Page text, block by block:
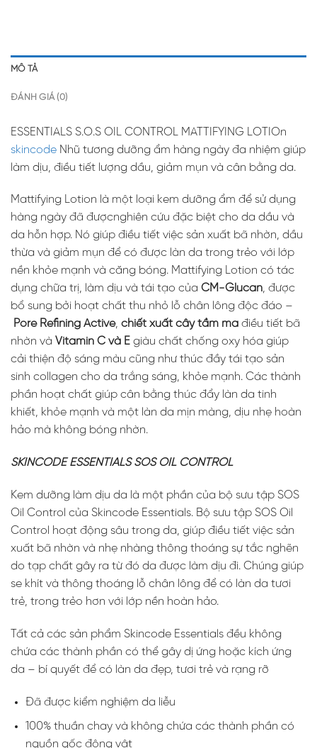
MÔ TẢ
ĐÁNH GIÁ (0)
ESSENTIALS S.O.S OIL CONTROL MATTIFYING LOTIOn
skincode Nhũ tương dưỡng ẩm hàng ngày đa nhiệm giúp
làm dịu, điều tiết lượng dầu, giảm mụn và cân bằng da.
Mattifying Lotion là một loại kem dưỡng ẩm để sử dụng
hàng ngày đã đượcnghiên cứu đặc biệt cho da dầu và
da hỗn hợp. Nó giúp điều tiết việc sản xuất bã nhờn, dầu
thừa và giảm mụn để có được làn da trong trẻo với lớp
nền khỏe mạnh và căng bóng. Mattifying Lotion có tác
dụng chữa trị, làm dịu và tái tạo của CM-Glucan, được
bổ sung bởi hoạt chất thu nhỏ lỗ chân lông độc đáo –
Pore Refining Active, chiết xuất cây tầm ma điều tiết bã
nhờn và Vitamin C và E giàu chất chống oxy hóa giúp
cải thiện độ sáng màu cũng như thúc đầy tái tạo sản
sinh collagen cho da trắng sáng, khỏe mạnh. Các thành
phần hoạt chất giúp cân bằng thúc đẩy làn da tinh
khiết, khỏe mạnh và một làn da mịn màng, dịu nhẹ hoàn
hảo mà không bóng nhờn.
SKINCODE ESSENTIALS SOS OIL CONTROL
Kem dưỡng làm dịu da là một phần của bộ sưu tập SOS
Oil Control của Skincode Essentials. Bộ sưu tập SOS Oil
Control hoạt động sâu trong da, giúp điều tiết việc sản
xuất bã nhờn và nhẹ nhàng thông thoáng sự tắc nghẽn
do tạp chất gây ra từ đó da được làm dịu đi. Chúng giúp
se khít và thông thoáng lỗ chân lông để có làn da tươi
trẻ, trong trẻo hơn với lớp nền hoàn hảo.
Tất cả các sản phẩm Skincode Essentials đều không
chứa các thành phần có thể gây dị ứng hoặc kích ứng
da – bí quyết để có làn da đẹp, tươi trẻ và rạng rỡ
Đã được kiểm nghiệm da liễu
100% thuần chay và không chứa các thành phần có
nguồn gốc động vật